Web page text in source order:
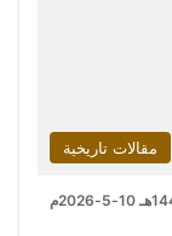
مقالات تاريخية